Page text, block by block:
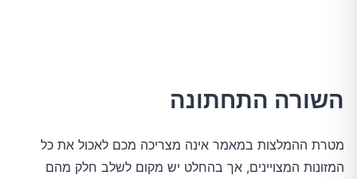
השורה התחתונה
מטרת ההמלצות במאמר אינה מצריכה מכם לאכול את כל
המזונות המצויינים, אך בהחלט יש מקום לשלב חלק מהם